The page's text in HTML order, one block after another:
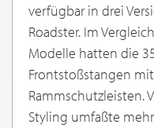
verfügbar in drei
Roadster. Im
Modelle hatten die
Frontstoßstangen
Rammschutzleisten.
Styling umfaßte